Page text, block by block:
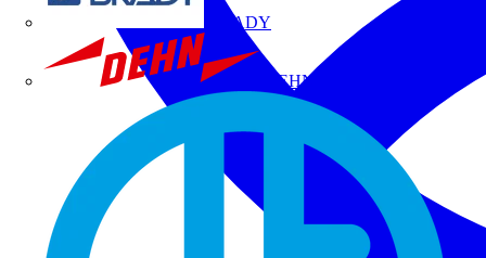
BRADY
DEHN